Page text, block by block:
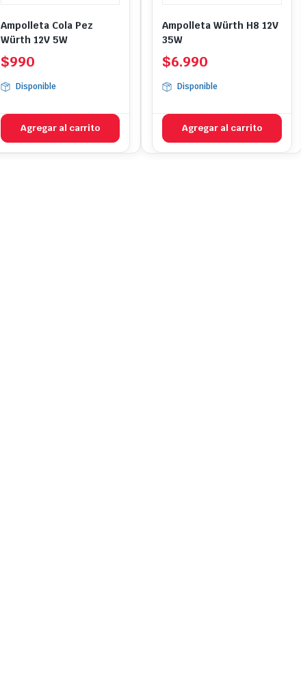
Ampolleta Cola Pez
Würth 12V 5W
$990
Disponible
Agregar al carrito
Ampolleta Würth H8 12V
35W
$6.990
Disponible
Agregar al carrito